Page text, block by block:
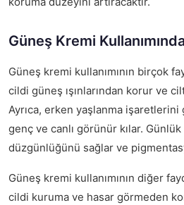
Güneş Kremi
Güneş kremi kullanımının birçok
cildi güneş ışınlarından korur ve
Ayrıca, erken yaşlanma
genç ve canlı görünür kılar.
düzgünlüğünü sağlar ve
Güneş kremi kullanımının diğer
cildi kuruma ve hasar görmeden